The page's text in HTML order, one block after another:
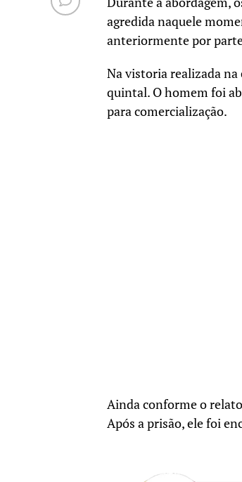
agredida naquele
anteriormente por
Na vistoria realizada na
quintal. O homem foi
para comercialização.
Ainda conforme o
Após a prisão, ele foi